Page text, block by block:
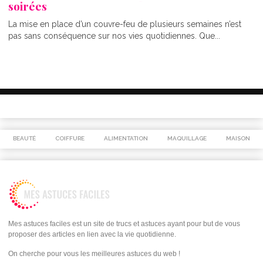
soirées
La mise en place d’un couvre-feu de plusieurs semaines n’est
pas sans conséquence sur nos vies quotidiennes. Que...
BEAUTÉ COIFFURE ALIMENTATION MAQUILLAGE MAISON
Mes astuces faciles est un site de trucs et astuces ayant pour but de vous
proposer des articles en lien avec la vie quotidienne.
On cherche pour vous les meilleures astuces du web !